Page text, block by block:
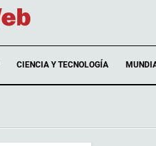
CIENCIA Y TECNOLOGÍA